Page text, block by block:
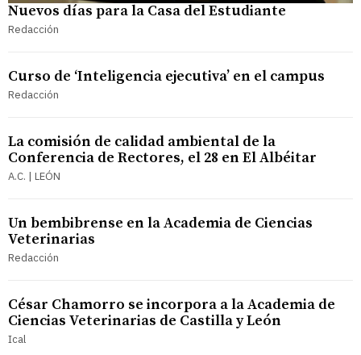
Nuevos días para la Casa del Estudiante
Redacción
Curso de ‘Inteligencia ejecutiva’ en el campus
Redacción
La comisión de calidad ambiental de la
Conferencia de Rectores, el 28 en El Albéitar
A.C. | LEÓN
Un bembibrense en la Academia de Ciencias
Veterinarias
Redacción
César Chamorro se incorpora a la Academia de
Ciencias Veterinarias de Castilla y León
Ical